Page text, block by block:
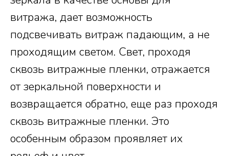
витража, дает возможность
подсвечивать витраж падающим, а не
проходящим светом. Свет, проходя
сквозь витражные пленки, отражается
от зеркальной поверхности и
возвращается обратно, еще раз проходя
сквозь витражные пленки. Это
особенным образом проявляет их